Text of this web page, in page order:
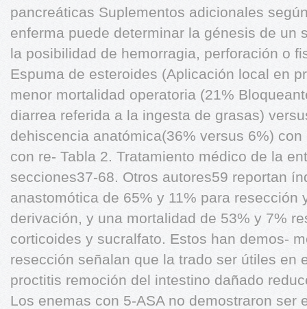
pancreáticas Suplementos adicionales
enferma puede determinar la génesis de un
la posibilidad de hemorragia, perforación o
Espuma de esteroides (Aplicación local en
menor mortalidad operatoria (21%
diarrea referida a la ingesta de grasas)
dehiscencia anatómica(36% versus 6%)
con re- Tabla 2. Tratamiento médico de la
secciones37-68. Otros autores59 reportan
anastomótica de 65% y 11% para resección
derivación, y una mortalidad de 53% y 7%
corticoides y sucralfato. Estos han demos-
resección señalan que la trado ser útiles en
proctitis remoción del intestino dañado
Los enemas con 5-ASA no demostraron ser